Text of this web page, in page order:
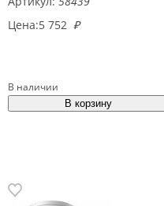
Цена:5 752 ₽
В наличии